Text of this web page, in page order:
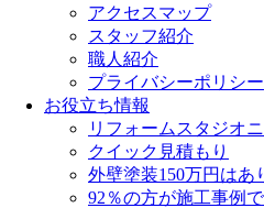
アクセスマップ
スタッフ紹介
職人紹介
プライバシーポリシー
お役立ち情報
リフォームスタジオ
クイック見積もり
外壁塗装150万円はあ
92％の方が施工事例